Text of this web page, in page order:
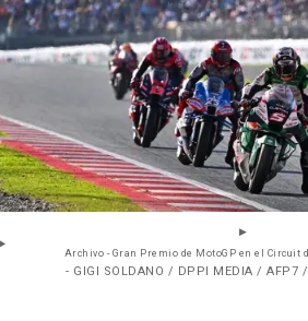
Archivo - Gran Premio de MotoGP en el Circuit
- GIGI SOLDANO / DPPI MEDIA / AFP7 /